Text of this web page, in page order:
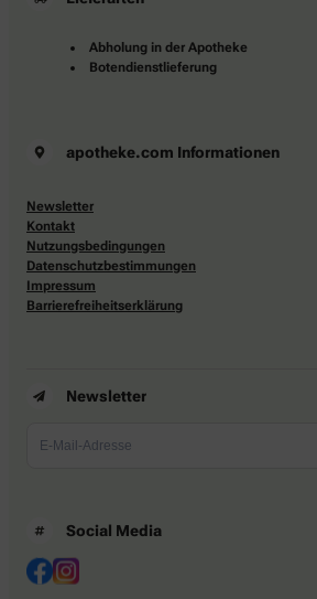
Abholung in der Apotheke
Botendienstlieferung
apotheke.com Informationen
Newsletter
Kontakt
Nutzungsbedingungen
Datenschutzbestimmungen
Impressum
Barrierefreiheitserklärung
Newsletter
Social Media